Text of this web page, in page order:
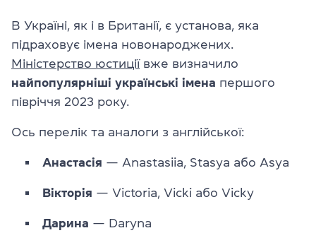
В Україні, як і в Британії, є установа, яка
підраховує імена новонароджених.
Міністерство юстиціївже визначило
найпопулярніші українські імена першого
півріччя 2023 року.
Ось перелік та аналоги з англійської:
Анастасія — Anastasiia, Stasya або Asya
Вікторія — Victoria, Vicki або Vicky
Дарина — Daryna